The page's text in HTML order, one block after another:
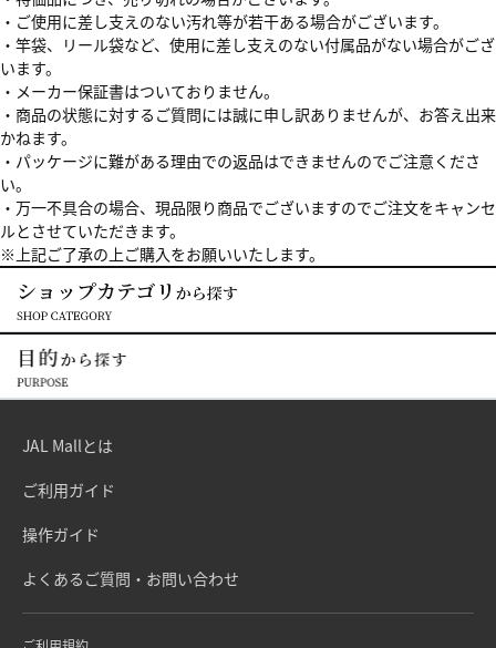
・ご使用に差し支えのない汚れ等が若干ある場合がございます。
・竿袋、リール袋など、使用に差し支えのない付属品がない場合がござ
います。
・メーカー保証書はついておりません。
・商品の状態に対するご質問には誠に申し訳ありませんが、お答え出来
かねます。
・パッケージに難がある理由での返品はできませんのでご注意くださ
い。
・万一不具合の場合、現品限り商品でございますのでご注文をキャンセ
ルとさせていただきます。
※上記ご了承の上ご購入をお願いいたします。
JAL Mallとは
ご利用ガイド
操作ガイド
よくあるご質問・お問い合わせ